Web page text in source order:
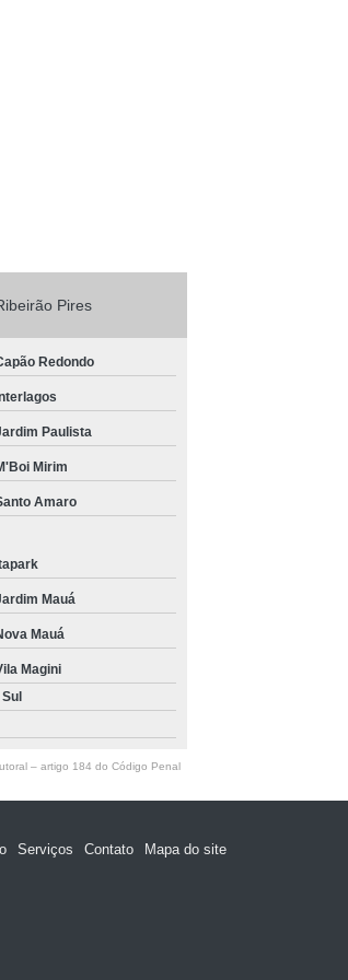
Pires
Redondo
Paulista
Mirim
Amaro
Mauá
Mauá
Magini
– artigo 184 do Código Penal
Serviços Contato Mapa do site